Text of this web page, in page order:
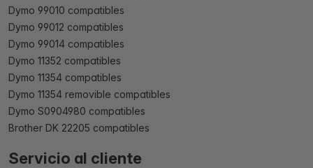
Dymo 99010 compatibles
Dymo 99012 compatibles
Dymo 99014 compatibles
Dymo 11352 compatibles
Dymo 11354 compatibles
Dymo 11354 removible compatibles
Dymo S0904980 compatibles
Brother DK 22205 compatibles
Servicio al cliente